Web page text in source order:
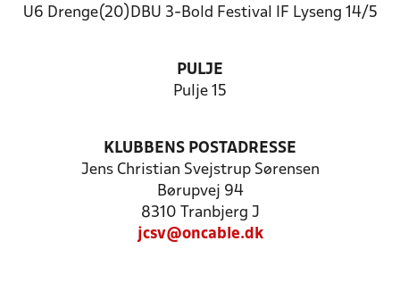
U6 Drenge(20)DBU 3-Bold Festival IF Lyseng 14/5
PULJE
Pulje 15
KLUBBENS POSTADRESSE
Jens Christian Svejstrup Sørensen
Børupvej 94
8310 Tranbjerg J
jcsv@oncable.dk